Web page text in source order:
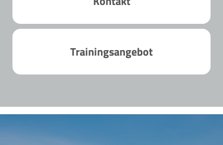
Trainingsangebot